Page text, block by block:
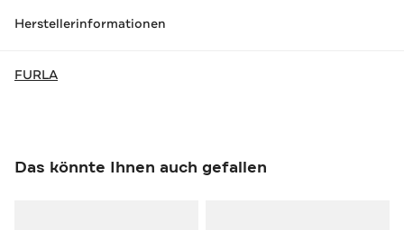
Herstellerinformationen
FURLA
Das könnte Ihnen auch gefallen